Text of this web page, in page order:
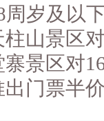
岁及以
山景区
景区对
门票半